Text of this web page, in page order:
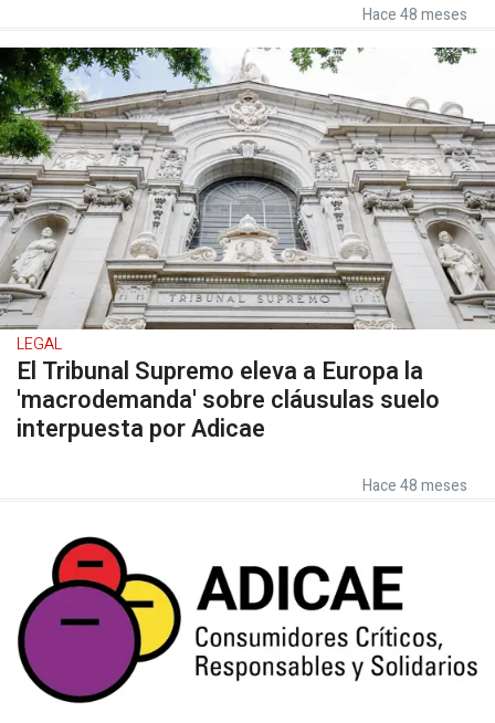
Hace 48 meses
LEGAL
El Tribunal Supremo eleva a Europa la
'macrodemanda' sobre cláusulas suelo
interpuesta por Adicae
Hace 48 meses